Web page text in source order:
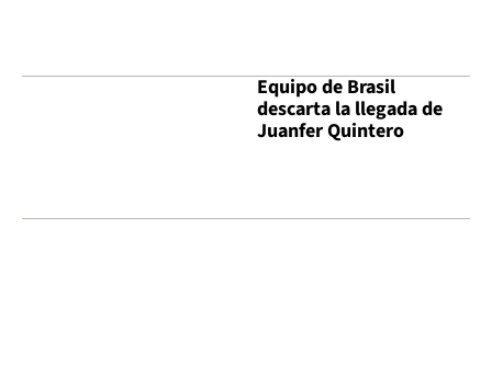
Equipo de Brasil
descarta la llegada de
Juanfer Quintero